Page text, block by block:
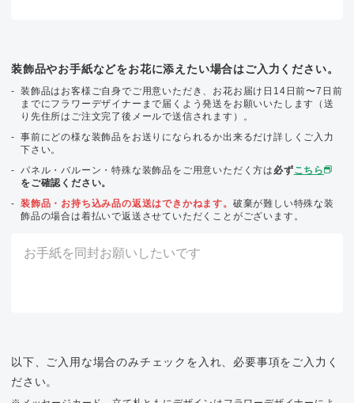
装飾品やお手紙などをお花に添えたい場合はご入力ください。
装飾品はお客様ご自身でご用意いただき、お花お届け日14日前〜7日前
までにフラワーデザイナーまで届くよう発送をお願いいたします（送
り先住所はご注文完了後メールで送信されます）。
事前にどの様な装飾品をお送りになられるか出来るだけ詳しくご入力
下さい。
パネル・バルーン・特殊な装飾品をご用意いただく方は 必ずこちら
をご確認ください。
装飾品・お持ち込み品の返送はできかねます。 破棄が難しい特殊な装
飾品の場合は着払いで返送させていただくことがございます。
以下、ご入用な場合のみチェックを入れ、必要事項をご入力く
ださい。